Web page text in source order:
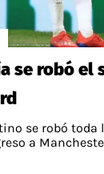
se robó el
se robó toda
a